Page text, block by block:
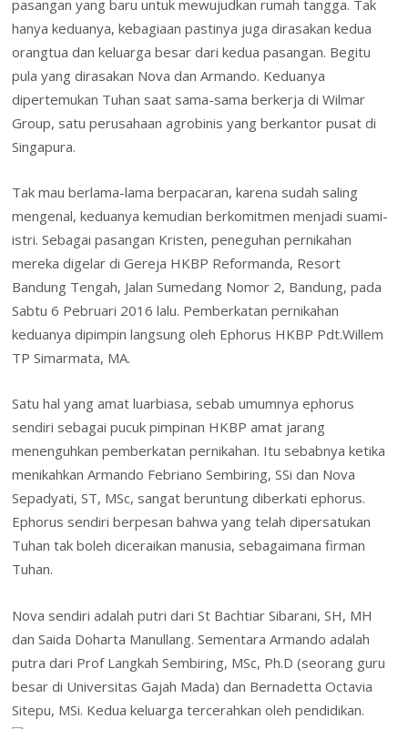
o
k
n p
p
e
n
dl
y
pasangan yang baru untuk mewujudkan rumah tangga. Tak
hanya keduanya, kebagiaan pastinya juga dirasakan kedua
orangtua dan keluarga besar dari kedua pasangan. Begitu
pula yang dirasakan Nova dan Armando. Keduanya
dipertemukan Tuhan saat sama-sama berkerja di Wilmar
Group, satu perusahaan agrobinis yang berkantor pusat di
Singapura.
Tak mau berlama-lama berpacaran, karena sudah saling
mengenal, keduanya kemudian berkomitmen menjadi suami-
istri. Sebagai pasangan Kristen, peneguhan pernikahan
mereka digelar di Gereja HKBP Reformanda, Resort
Bandung Tengah, Jalan Sumedang Nomor 2, Bandung, pada
Sabtu 6 Pebruari 2016 lalu. Pemberkatan pernikahan
keduanya dipimpin langsung oleh Ephorus HKBP Pdt.Willem
TP Simarmata, MA.
Satu hal yang amat luarbiasa, sebab umumnya ephorus
sendiri sebagai pucuk pimpinan HKBP amat jarang
menenguhkan pemberkatan pernikahan. Itu sebabnya ketika
menikahkan Armando Febriano Sembiring, SSi dan Nova
Sepadyati, ST, MSc, sangat beruntung diberkati ephorus.
Ephorus sendiri berpesan bahwa yang telah dipersatukan
Tuhan tak boleh diceraikan manusia, sebagaimana firman
Tuhan.
Nova sendiri adalah putri dari St Bachtiar Sibarani, SH, MH
dan Saida Doharta Manullang. Sementara Armando adalah
putra dari Prof Langkah Sembiring, MSc, Ph.D (seorang guru
besar di Universitas Gajah Mada) dan Bernadetta Octavia
Sitepu, MSi. Kedua keluarga tercerahkan oleh pendidikan.